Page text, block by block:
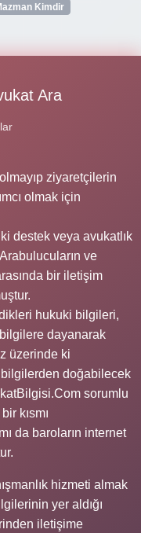
Kimdir
Ara
ziyaretçilerin
olmak için
destek veya avukatlık
ve
bir iletişim
hukuki bilgileri,
dayanarak
üzerinde ki
doğabilecek
sorumlu
kısmı
da baroların internet
hizmeti almak
yer aldığı
iletişime